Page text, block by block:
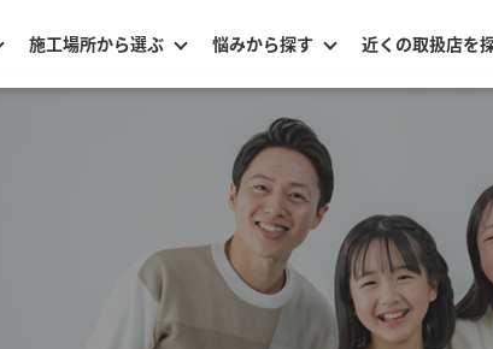
施工場所から選ぶ 悩みから探す 近くの取扱店を